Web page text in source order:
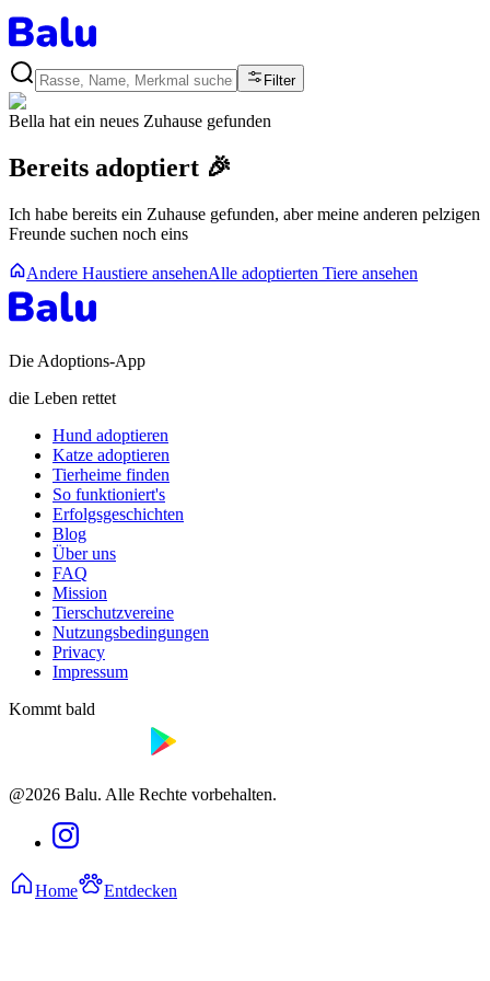
Filter
Bella hat ein neues Zuhause gefunden
Bereits adoptiert 🎉
Ich habe bereits ein Zuhause gefunden, aber meine anderen pelzigen
Freunde suchen noch eins
Andere Haustiere ansehenAlle adoptierten Tiere ansehen
Die Adoptions-App
die Leben rettet
Hund adoptieren
Katze adoptieren
Tierheime finden
So funktioniert's
Erfolgsgeschichten
Blog
Über uns
FAQ
Mission
Tierschutzvereine
Nutzungsbedingungen
Privacy
Impressum
Kommt bald
@2026 Balu. Alle Rechte vorbehalten.
Home Entdecken